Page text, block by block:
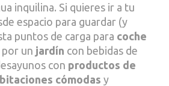
inquilina. Si quieres ir a tu
espacio para guardar (y
puntos de carga para coche
por un jardín con bebidas de
con productos de
cómodas y